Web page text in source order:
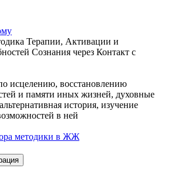
Терапии, Активации и
Сознания через Контакт с
исцелению, восстановлению
и памяти иных жизней, духовные
история, изучение
в ней